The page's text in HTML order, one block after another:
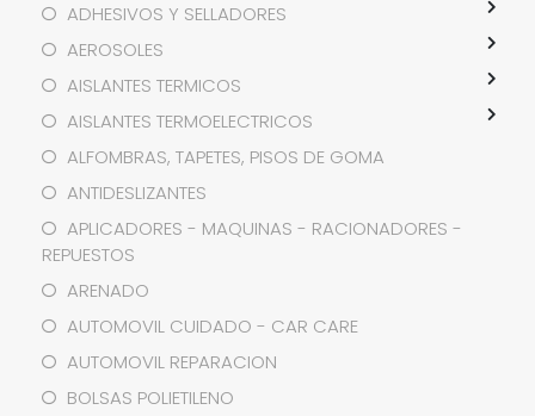
ADHESIVOS Y SELLADORES
AEROSOLES
AISLANTES TERMICOS
AISLANTES TERMOELECTRICOS
ALFOMBRAS, TAPETES, PISOS DE GOMA
ANTIDESLIZANTES
APLICADORES - MAQUINAS - RACIONADORES -
REPUESTOS
ARENADO
AUTOMOVIL CUIDADO - CAR CARE
AUTOMOVIL REPARACION
BOLSAS POLIETILENO